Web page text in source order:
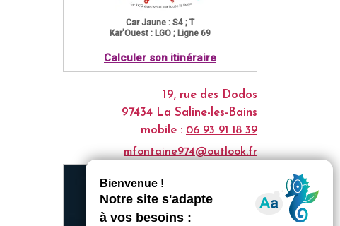
Car Jaune : S4 ; T
Kar'Ouest : LGO ; Ligne 69
Calculer son itinéraire
19, rue des Dodos
97434 La Saline-les-Bains
mobile : 06 93 91 18 39
mfontaine974@outlook.fr